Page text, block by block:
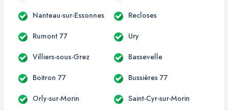
Nanteau-sur-Essonnes Recloses
Rumont 77 Ury
Villiers-sous-Grez Bassevelle
Boitron 77 Bussières 77
Orly-sur-Morin Saint-Cyr-sur-Morin